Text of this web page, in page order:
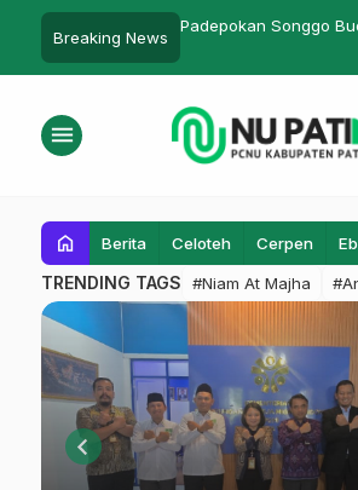
Breaking News
Padepokan Songgo Buono Gasmi
Adakan UKT
Puluhan
menu
home Berita Celoteh Cerpen
TRENDING TAGS #Niam At Majha
NU
PATI
|
PCNU
KABUPATEN
PATI